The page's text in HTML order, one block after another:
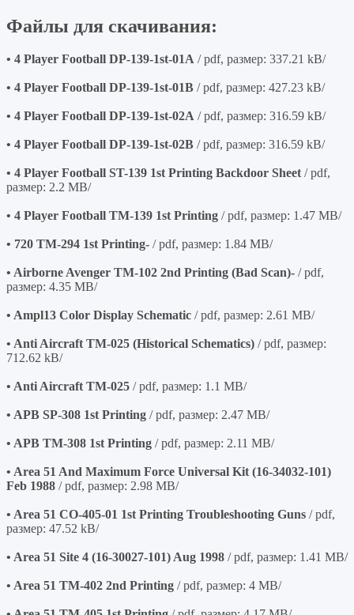
Файлы для скачивания:
• 4 Player Football DP-139-1st-01A / pdf, размер: 337.21 kB/
• 4 Player Football DP-139-1st-01B / pdf, размер: 427.23 kB/
• 4 Player Football DP-139-1st-02A / pdf, размер: 316.59 kB/
• 4 Player Football DP-139-1st-02B / pdf, размер: 316.59 kB/
• 4 Player Football ST-139 1st Printing Backdoor Sheet/ pdf,
размер: 2.2 MB/
• 4 Player Football TM-139 1st Printing / pdf, размер: 1.47 MB/
• 720 TM-294 1st Printing- / pdf, размер: 1.84 MB/
• Airborne Avenger TM-102 2nd Printing (Bad Scan)- / pdf,
размер: 4.35 MB/
• Ampl13 Color Display Schematic / pdf, размер: 2.61 MB/
• Anti Aircraft TM-025 (Historical Schematics) / pdf, размер:
712.62 kB/
• Anti Aircraft TM-025 / pdf, размер: 1.1 MB/
• APB SP-308 1st Printing / pdf, размер: 2.47 MB/
• APB TM-308 1st Printing / pdf, размер: 2.11 MB/
• Area 51 And Maximum Force Universal Kit (16-34032-101)
Feb 1988 / pdf, размер: 2.98 MB/
• Area 51 CO-405-01 1st Printing Troubleshooting Guns / pdf,
размер: 47.52 kB/
• Area 51 Site 4 (16-30027-101) Aug 1998 / pdf, размер: 1.41 MB/
• Area 51 TM-402 2nd Printing / pdf, размер: 4 MB/